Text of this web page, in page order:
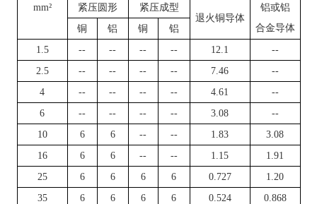
mm²
紧压圆形
紧压成型
退火铜导体
铝或铝
合金导体
铜 铝 铜
铝
1.5
-- -- -- -- 12.1
--
2.5
-- -- -- -- 7.46
--
4
-- -- -- -- 4.61
--
6
-- -- -- -- 3.08
--
10
6 6 -- -- 1.83
3.08
16
6 6 -- -- 1.15
1.91
25
6 6 6 6 0.727
1.20
35
6 6 6 6 0.524
0.868